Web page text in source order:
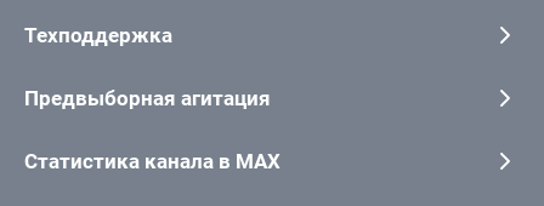
Техподдержка
Предвыборная агитация
Статистика канала в MAX